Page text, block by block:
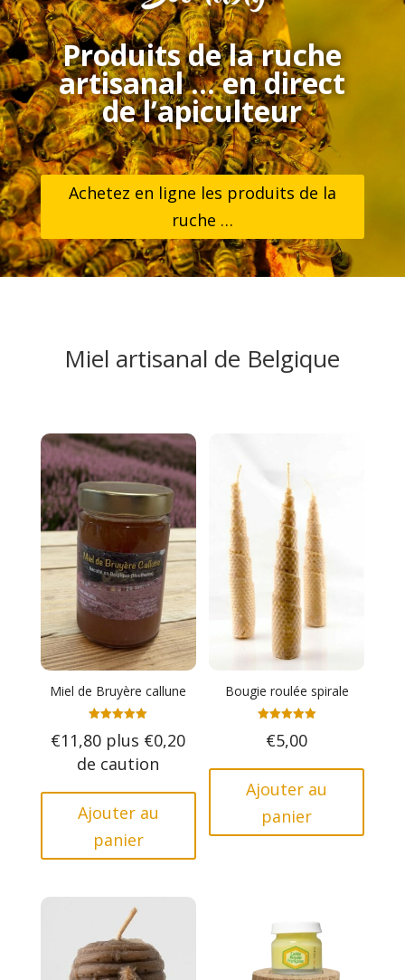
Produits de la ruche
artisanal … en direct
de l’apiculteur
Achetez en ligne les produits de la
ruche …
Miel artisanal de Belgique
Miel de Bruyère callune
5.00
sur 5
€11,80 plus €0,20
de caution
Ajouter au
panier
Bougie roulée spirale
5.00
sur 5
€5,00
Ajouter au
panier